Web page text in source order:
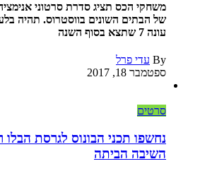
משחקי הכס תציג סדרת סרטוני
של הבתים השונים בווסטרוס. תהיה
עונה 7 שתצא בסוף השנה
By עדי פרל
ספטמבר 18, 2017
סרטים
נחשפו תכני הבונוס לגרסת הבלו
השיבה הביתה